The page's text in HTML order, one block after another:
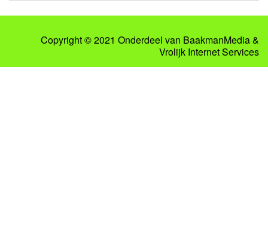
Copyright © 2021 Onderdeel van BaakmanMedia&
Vrolijk Internet Services